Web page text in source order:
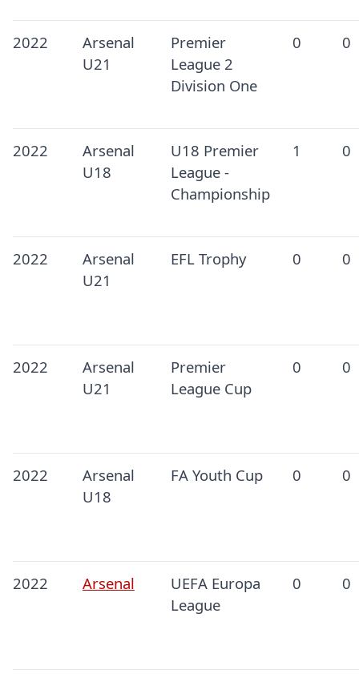
2022
Arsenal
U21
Premier
League 2
Division One
0 0
2022
Arsenal
U18
U18 Premier
League -
Championship
1 0
2022
Arsenal
U21
EFL Trophy 0 0
2022
Arsenal
U21
Premier
League Cup
0 0
2022
Arsenal
U18
FA Youth Cup 0 0
2022 Arsenal
UEFA Europa
League
0 0